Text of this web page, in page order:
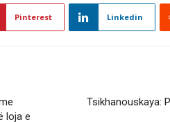
Pinterest Linkedin
loja e
Tsikhanouskaya: